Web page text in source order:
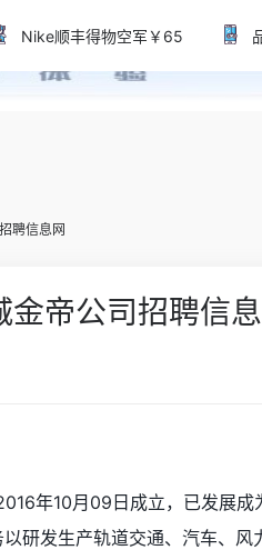
Nike顺丰得物空军￥65
聘信息网
帝公司招聘信
年10月09日成立，已发展成
研发生产轨道交通、汽车、风